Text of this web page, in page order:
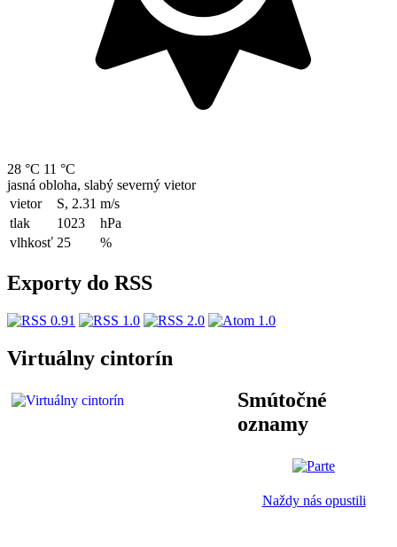
28 °C 11 °C
jasná obloha, slabý severný vietor
vietor
S, 2.31 m/s
tlak
1023
hPa
vlhkosť 25 %
Exporty do RSS
Virtuálny cintorín
Smútočné
oznamy
Naždy nás opustili